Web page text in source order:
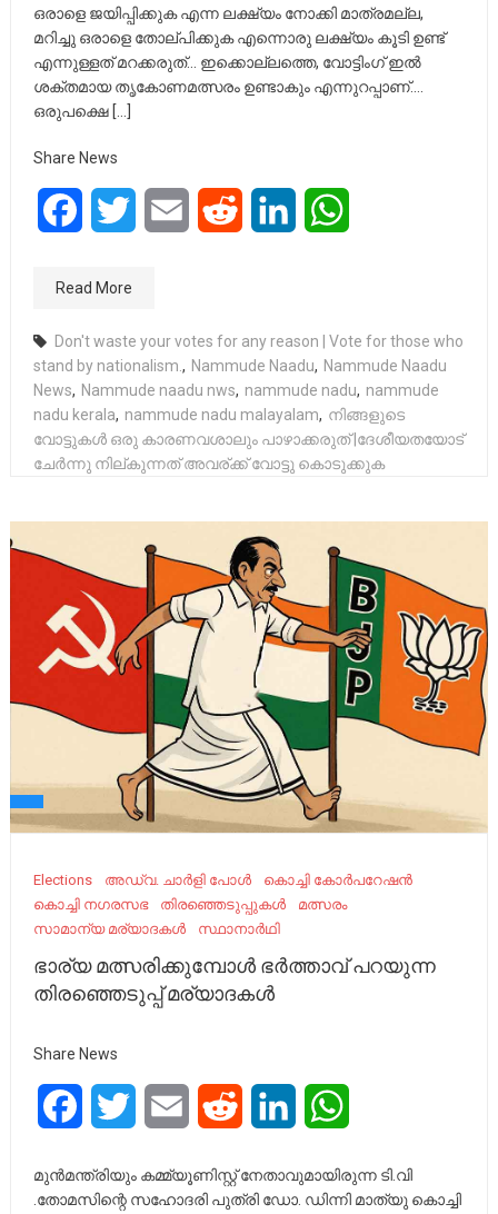
ഒരാളെ ജയിപ്പിക്കുക എന്ന ലക്ഷ്യം നോക്കി മാത്രമല്ല,
മറിച്ചു ഒരാളെ തോല്പിക്കുക എന്നൊരു ലക്ഷ്യം കൂടി ഉണ്ട്
എന്നുള്ളത് മറക്കരുത്… ഇക്കൊല്ലത്തെ, വോട്ടിംഗ് ഇൽ
ശക്തമായ തൃകോണമത്സരം ഉണ്ടാകും എന്നുറപ്പാണ്….
ഒരുപക്ഷെ […]
Share News
FacebookTwitter Email Reddit LinkedIn
Read More
Don't waste your votes for any reason | Vote for those who
stand by nationalism., Nammude Naadu, Nammude Naadu
News, Nammude naadu nws, nammude nadu, nammude
nadu kerala, nammude nadu malayalam, നിങ്ങളുടെ
വോട്ടുകൾ ഒരു കാരണവശാലും പാഴാക്കരുത് |ദേശീയതയോട്
ചേർന്നു നില്കുന്നത് അവര്ക്ക് വോട്ടു കൊടുക്കുക
Elections അഡ്വ. ചാർളി പോൾ
കൊച്ചി കോർപറേഷൻ
കൊച്ചി നഗരസഭ
തിരഞ്ഞെടുപ്പുകൾ
മത്സരം
സാമാന്യ മര്യാദകൾ
സ്ഥാനാർഥി
ഭാര്യ മത്സരിക്കുമ്പോൾ ഭർത്താവ് പറയുന്ന
തിരഞ്ഞെടുപ്പ് മര്യാദകൾ
Share News
FacebookTwitter Email Reddit LinkedIn
മുൻമന്ത്രിയും കമ്മ്യൂണിസ്റ്റ് നേതാവുമായിരുന്ന ടി.വി
.തോമസിന്റെ സഹോദരി പുത്രി ഡോ. ഡിന്നി മാത്യു കൊച്ചി